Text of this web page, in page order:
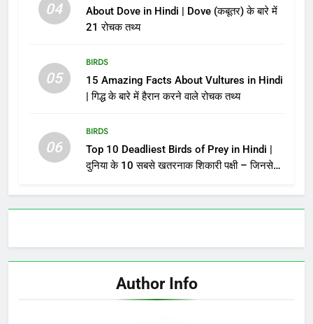
04
About Dove in Hindi | Dove (कबूतर) के बारे में
21 रोचक तथ्य
05
BIRDS
15 Amazing Facts About Vultures in Hindi
| गिद्ध के बारे में हैरान करने वाले रोचक तथ्य
06
BIRDS
Top 10 Deadliest Birds of Prey in Hindi |
दुनिया के 10 सबसे खतरनाक शिकारी पक्षी – जिनसे
Author Info